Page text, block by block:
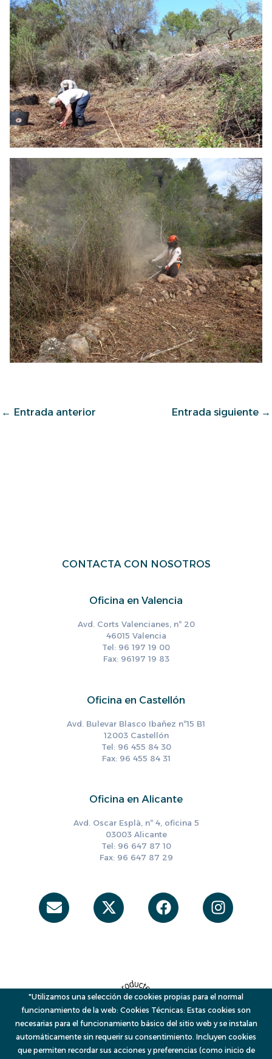
← Entrada anterior Entrada siguiente →
CONTACTA CON NOSOTROS
Oficina en Valencia
Avd. Corts Valencianes, nº 20
46015 Valencia
Tel: 96 197 19 00
Fax: 96197 19 83
Oficina en Castellón
Avd. Bulevar Blasco Ibañez nº15 B1
12003 Castellón
Tel: 96 455 84 30
Fax: 96 455 84 31
Oficina en Alicante
Avd. Oscar Esplà, nº 4, oficina 5
03003 Alicante
Tel: 96 647 87 10
Fax: 96 647 87 29
Envelope
X-
twitter
Facebook
"Utilizamos una selección de cookies propias para el normal
funcionamiento de la web: Cookies Técnicas: Estas cookies son
necesarias para el funcionamiento básico del sitio web y se instalan
automáticamente sin requerir su consentimiento. Incluyen cookies
que permiten recordar sus acciones y preferencias (como inicio de